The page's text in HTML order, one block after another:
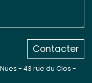
Contacter
- 43 rue du Clos -